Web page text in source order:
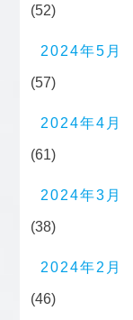
(52)
2024年5月
(57)
2024年4月
(61)
2024年3月
(38)
2024年2月
(46)